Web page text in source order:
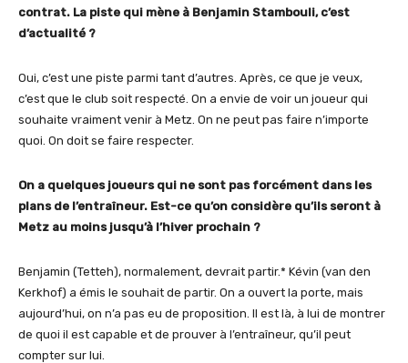
contrat. La piste qui mène à Benjamin Stambouli, c’est
d’actualité ?
Oui, c’est une piste parmi tant d’autres. Après, ce que je veux,
c’est que le club soit respecté. On a envie de voir un joueur qui
souhaite vraiment venir à Metz. On ne peut pas faire n’importe
quoi. On doit se faire respecter.
On a quelques joueurs qui ne sont pas forcément dans les
plans de l’entraîneur. Est-ce qu’on considère qu’ils seront à
Metz au moins jusqu’à l’hiver prochain ?
Benjamin (Tetteh), normalement, devrait partir.* Kévin (van den
Kerkhof) a émis le souhait de partir. On a ouvert la porte, mais
aujourd’hui, on n’a pas eu de proposition. Il est là, à lui de montrer
de quoi il est capable et de prouver à l’entraîneur, qu’il peut
compter sur lui.